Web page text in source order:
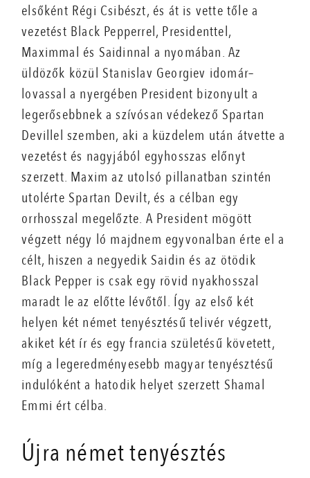
elsőként Régi Csibészt, és át is vette tőle a
vezetést Black Pepperrel, Presidenttel,
Maximmal és Saidinnal a nyomában. Az
üldözők közül Stanislav Georgiev idomár–
lovassal a nyergében President bizonyult a
legerősebbnek a szívósan védekező Spartan
Devillel szemben, aki a küzdelem után átvette a
vezetést és nagyjából egyhosszas előnyt
szerzett. Maxim az utolsó pillanatban szintén
utolérte Spartan Devilt, és a célban egy
orrhosszal megelőzte. A President mögött
végzett négy ló majdnem egyvonalban érte el a
célt, hiszen a negyedik Saidin és az ötödik
Black Pepper is csak egy rövid nyakhosszal
maradt le az előtte lévőtől. Így az első két
helyen két német tenyésztésű telivér végzett,
akiket két ír és egy francia születésű követett,
míg a legeredményesebb magyar tenyésztésű
indulóként a hatodik helyet szerzett Shamal
Emmi ért célba.
Újra német tenyésztés